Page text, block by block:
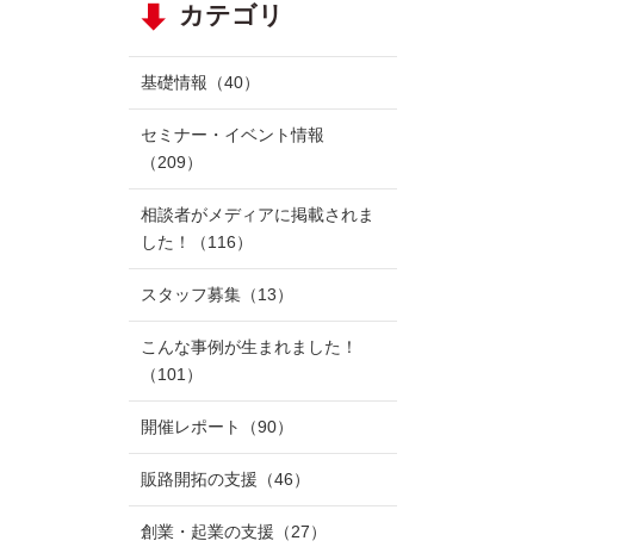
カテゴリ
基礎情報 （40）
セミナー・イベント情報
（209）
相談者がメディアに掲載されま
した！
（116）
スタッフ募集 （13）
こんな事例が生まれました！
（101）
開催レポート （90）
販路開拓の支援 （46）
創業・起業の支援 （27）